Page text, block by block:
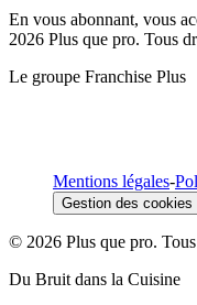
En vous abonnant, vous
2026 Plus que pro. Tous
Le groupe Franchise Plus
Mentions légales-
Gestion des cookies
© 2026 Plus que pro.
Du Bruit dans la Cuisine